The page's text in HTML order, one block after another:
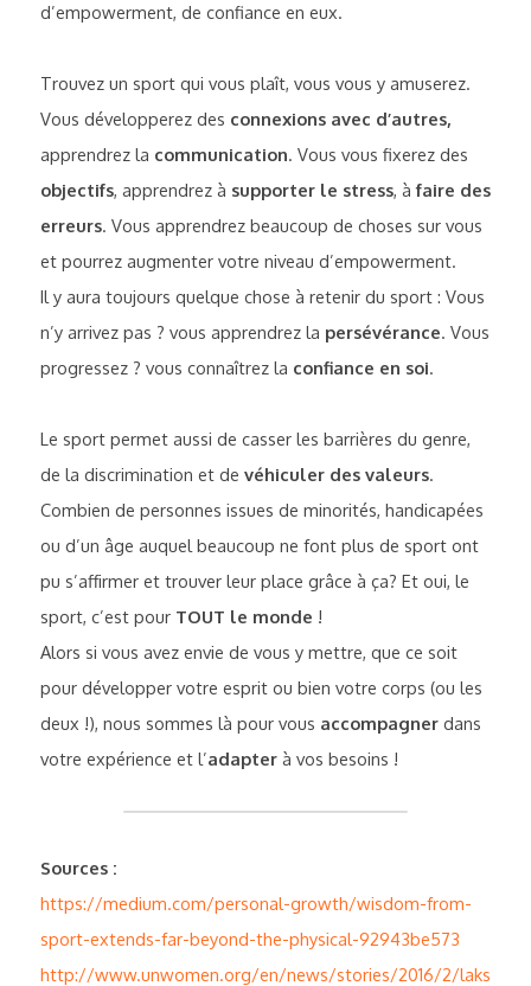
d’empowerment, de confiance en eux.
Trouvez un sport qui vous plaît, vous vous y amuserez.
Vous développerez des
apprendrez la communication
objectifs, apprendrez à supporter le stress, à faire des
erreurs. Vous apprendrez beaucoup de choses sur vous
et pourrez augmenter votre niveau d’empowerment.
Il y aura toujours quelque chose à retenir du sport : Vous
n’y arrivez pas ? vous apprendrez la persévérance. Vous
progressez ? vous connaîtrez la confiance en soi.
Le sport permet aussi de casser les barrières du genre,
de la discrimination et de véhiculer des valeurs.
Combien de personnes issues de minorités, handicapées
ou d’un âge auquel beaucoup ne font plus de sport ont
pu s’affirmer et trouver leur place grâce à ça? Et oui, le
sport, c’est pour TOUT le monde !
Alors si vous avez envie de vous y mettre, que ce soit
pour développer votre esprit ou bien votre corps (ou les
deux !), nous sommes là pour vous accompagner dans
votre expérience et l’adapter à vos besoins !
Sources :
https://medium.com/personal-growth/wisdom-from-
sport-extends-far-beyond-the-physical-92943be573
http://www.unwomen.org/en/news/stories/2016/2/laks